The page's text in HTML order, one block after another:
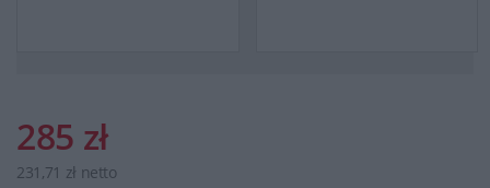
285 zł
231,71 zł netto